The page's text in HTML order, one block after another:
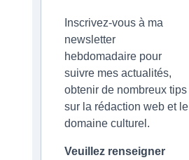
Inscrivez-vous à ma
newsletter
hebdomadaire pour
suivre mes actualités,
obtenir de nombreux tips
sur la rédaction web et le
domaine culturel.
Veuillez renseigner